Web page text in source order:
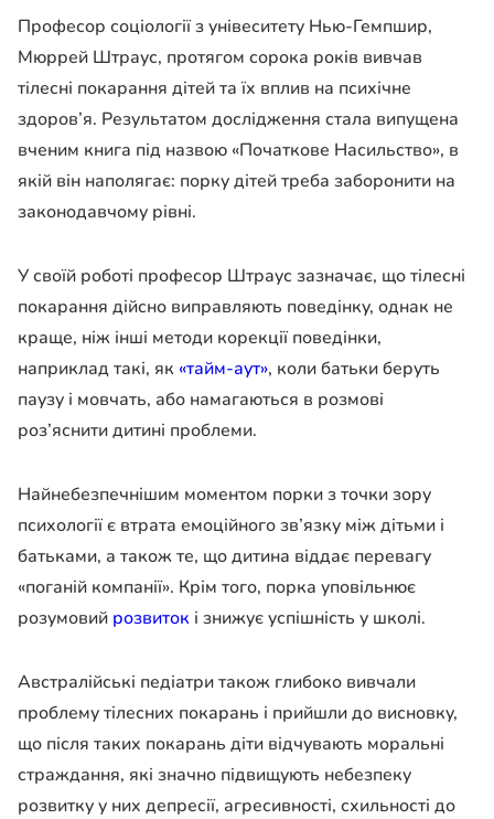
Професор соціології з унівеситету Нью-Гемпшир,
Мюррей Штраус, протягом сорока років вивчав
тілесні покарання дітей та їх вплив на психічне
здоров’я. Результатом дослідження стала випущена
вченим книга під назвою «Початкове Насильство», в
якій він наполягає: порку дітей треба заборонити на
законодавчому рівні.
У своїй роботі професор Штраус зазначає, що тілесні
покарання дійсно виправляють поведінку, однак не
краще, ніж інші методи корекції поведінки,
наприклад такі, як «тайм-аут», коли батьки беруть
паузу і мовчать, або намагаються в розмові
роз’яснити дитині проблеми.
Найнебезпечнішим моментом порки з точки зору
психології є втрата емоційного зв’язку між дітьми і
батьками, а також те, що дитина віддає перевагу
«поганій компанії». Крім того, порка уповільнює
розумовий розвиток і знижує успішність у школі.
Австралійські педіатри також глибоко вивчали
проблему тілесних покарань і прийшли до висновку,
що після таких покарань діти відчувають моральні
страждання, які значно підвищують небезпеку
розвитку у них депресії, агресивності, схильності до